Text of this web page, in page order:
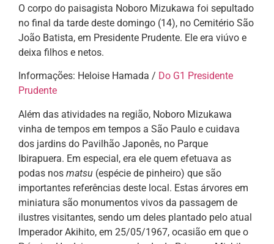
O corpo do paisagista Noboro Mizukawa foi sepultado
no final da tarde deste domingo (14), no Cemitério São
João Batista, em Presidente Prudente. Ele era viúvo e
deixa filhos e netos.
Informações: Heloise Hamada / Do G1 Presidente
Prudente
Além das atividades na região, Noboro Mizukawa
vinha de tempos em tempos a São Paulo e cuidava
dos jardins do Pavilhão Japonês, no Parque
Ibirapuera. Em especial, era ele quem efetuava as
podas nos matsu (espécie de pinheiro) que são
importantes referências deste local. Estas árvores em
miniatura são monumentos vivos da passagem de
ilustres visitantes, sendo um deles plantado pelo atual
lmperador Akihito, em 25/05/1967, ocasião em que o